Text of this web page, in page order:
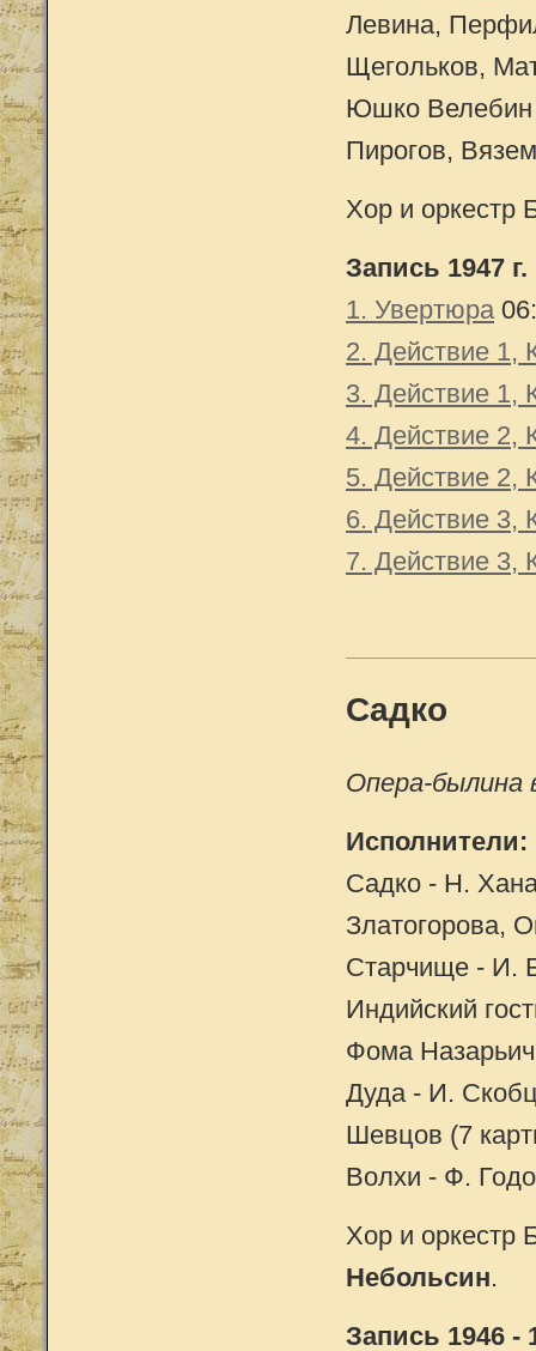
Левина,
Щегольков,
Юшко Велебин
Пирогов,
Хор и оркестр
Запись 1947 г.
1. Увертюра
2. Действие 1,
3. Действие 1,
4. Действие 2,
5. Действие 2,
6. Действие 3,
7. Действие 3,
Садко
Опера-былина
Исполнители:
Садко - Н.
Златогорова,
Старчище - И.
Индийский
Фома
Дуда - И.
Шевцов (7
Волхи - Ф.
Хор и оркестр
Небольсин.
Запись 1946 -